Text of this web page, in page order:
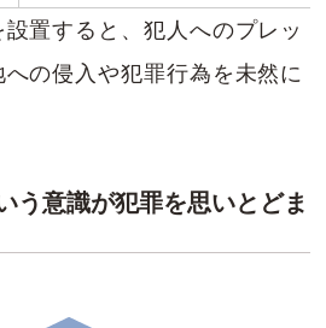
置すると、犯人へのプレッ
の侵入や犯罪行為を未然に
う意識が犯罪を思いとどま